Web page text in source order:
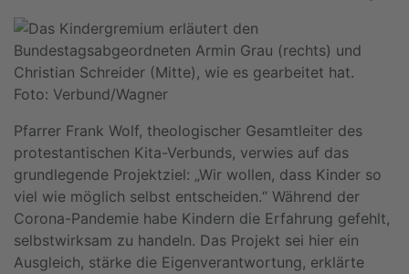
Foto: Verbund/Wagner
Pfarrer Frank Wolf, theologischer Gesamtleiter des
protestantischen Kita-Verbunds, verwies auf das
grundlegende Projektziel: „Wir wollen, dass Kinder so
viel wie möglich selbst entscheiden.“ Während der
Corona-Pandemie habe Kindern die Erfahrung gefehlt,
selbstwirksam zu handeln. Das Projekt sei hier ein
Ausgleich, stärke die Eigenverantwortung, erklärte